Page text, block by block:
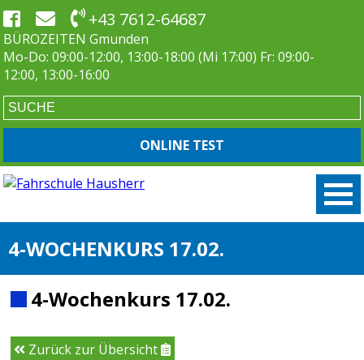
+43 7612-64687
BÜROZEITEN Gmunden
Mo-Do: 09:00-12:00, 13:00-18:00 (Mi 17:00) Fr: 09:00-
12:00, 13:00-16:00
ONLINE TEST
4-WOCHENKURS 17.02.
4-Wochenkurs 17.02.
Zurück zur Übersicht